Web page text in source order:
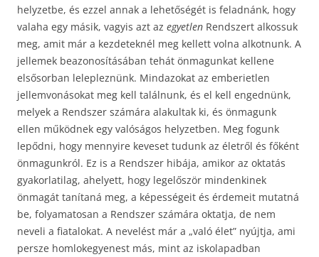
helyzetbe, és ezzel annak a lehetőségét is feladnánk, hogy
valaha egy másik, vagyis azt az egyetlen Rendszert alkossuk
meg, amit már a kezdeteknél meg kellett volna alkotnunk. A
jellemek beazonosításában tehát önmagunkat kellene
elsősorban lelepleznünk. Mindazokat az emberietlen
jellemvonásokat meg kell találnunk, és el kell engednünk,
melyek a Rendszer számára alakultak ki, és önmagunk
ellen működnek egy valóságos helyzetben. Meg fogunk
lepődni, hogy mennyire keveset tudunk az életről és főként
önmagunkról. Ez is a Rendszer hibája, amikor az oktatás
gyakorlatilag, ahelyett, hogy legelőször mindenkinek
önmagát tanítaná meg, a képességeit és érdemeit mutatná
be, folyamatosan a Rendszer számára oktatja, de nem
neveli a fiatalokat. A nevelést már a „való élet” nyújtja, ami
persze homlokegyenest más, mint az iskolapadban